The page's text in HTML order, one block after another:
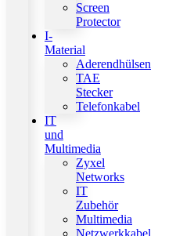
Screen
Protector
I-
Material
Aderendhülsen
TAE
Stecker
Telefonkabel
IT
und
Multimedia
Zyxel
Networks
IT
Zubehör
Multimedia
Netzwerkkabel